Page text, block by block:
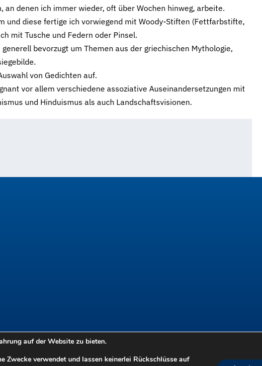
an denen ich immer wieder, oft über Wochen hinweg, arbeite.
und diese fertige ich vorwiegend mit Woody-Stiften (Fettfarbstifte,
mit Tusche und Federn oder Pinsel.
bevorzugt um Themen aus der griechischen Mythologie,
von Gedichten auf.
vor allem verschiedene assoziative Auseinandersetzungen mit
und Hinduismus als auch Landschaftsvisionen.
auf der Website zu bieten.
verwendet und lassen keinerlei Rückschlüsse auf